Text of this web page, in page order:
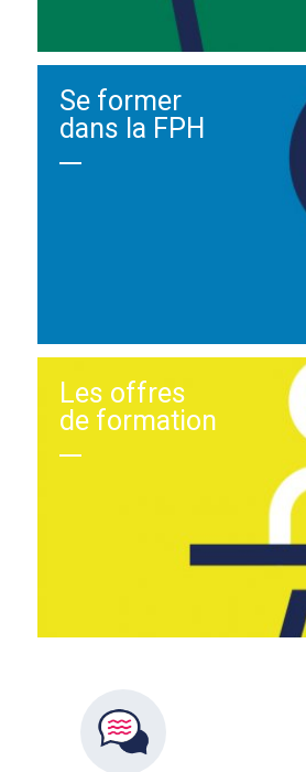
Se former
dans la FPH
Les offres
de formation